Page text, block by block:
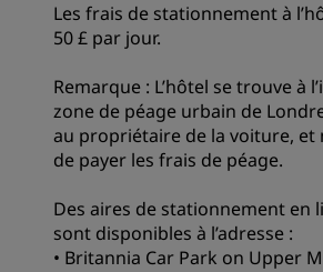
Les frais de stationnement à
50 £ par jour.
Remarque : L’hôtel se trouve à
zone de péage urbain de
au propriétaire de la voiture, et
de payer les frais de péage.
Des aires de stationnement en
sont disponibles à l’adresse :
• Britannia Car Park on Upper